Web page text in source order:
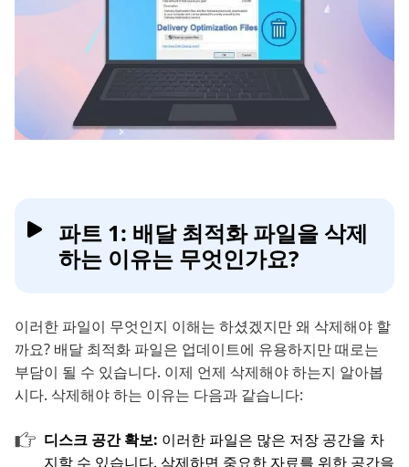
파트 1: 배달 최적화 파일을 삭제
하는 이유는 무엇인가요?
이러한 파일이 무엇인지 이해는 하셨겠지만 왜 삭제해야 할
까요? 배달 최적화 파일은 업데이트에 유용하지만 때로는
부담이 될 수 있습니다. 이제 언제 삭제해야 하는지 알아봅
시다. 삭제해야 하는 이유는 다음과 같습니다:
디스크 공간 확보: 이러한 파일은 많은 저장 공간을 차
지할 수 있습니다. 삭제하면 중요한 자료를 위한 공간을